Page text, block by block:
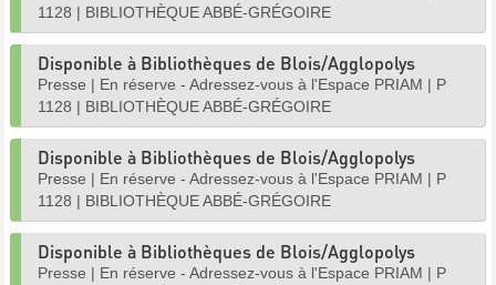
1128 | BIBLIOTHÈQUE ABBÉ-GRÉGOIRE
Disponible à Bibliothèques de Blois/Agglopolys
Presse | En réserve - Adressez-vous à l'Espace PRIAM | P
1128 | BIBLIOTHÈQUE ABBÉ-GRÉGOIRE
Disponible à Bibliothèques de Blois/Agglopolys
Presse | En réserve - Adressez-vous à l'Espace PRIAM | P
1128 | BIBLIOTHÈQUE ABBÉ-GRÉGOIRE
Disponible à Bibliothèques de Blois/Agglopolys
Presse | En réserve - Adressez-vous à l'Espace PRIAM | P